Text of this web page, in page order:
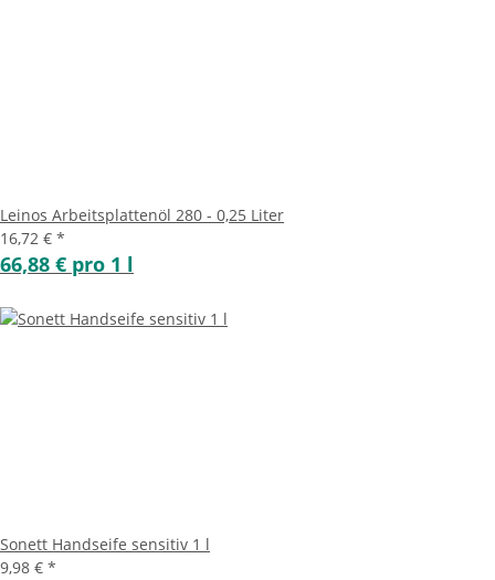
Leinos Arbeitsplattenöl 280 - 0,25 Liter
16,72 € *
66,88 € pro 1 l
Sonett Handseife sensitiv 1 l
9,98 € *